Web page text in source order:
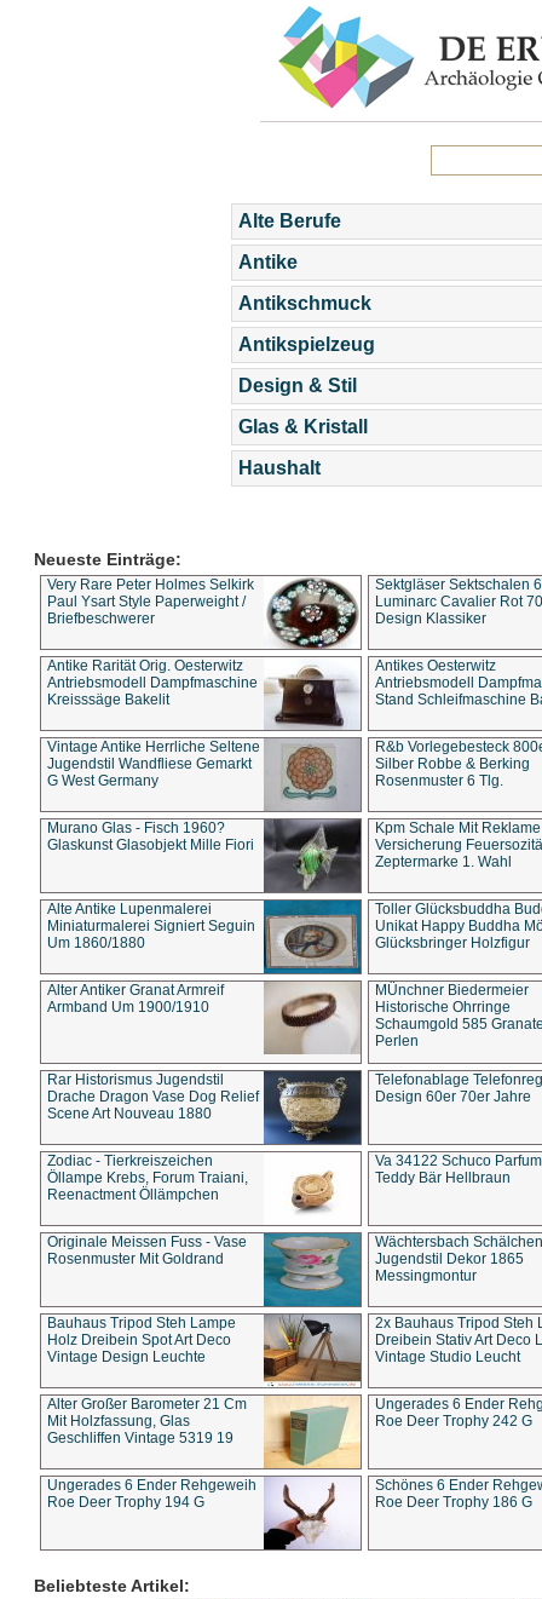
Alte Berufe
Antike
Antikschmuck
Antikspielzeug
Design & Stil
Glas & Kristall
Haushalt
Neueste Einträge:
Very Rare Peter Holmes Selkirk
Paul Ysart Style Paperweight /
Briefbeschwerer
Sektgläser Sektschalen
Luminarc Cavalier Rot
Design Klassiker
Antike Rarität Orig. Oesterwitz
Antriebsmodell Dampfmaschine
Kreisssäge Bakelit
Antikes Oesterwitz
Antriebsmodell
Stand Schleifmaschine
Vintage Antike Herrliche Seltene
Jugendstil Wandfliese Gemarkt
G West Germany
R&b Vorlegebesteck
Silber Robbe & Berking
Rosenmuster 6 Tlg.
Murano Glas - Fisch 1960?
Glaskunst Glasobjekt Mille Fiori
Kpm Schale Mit Reklame
Versicherung
Zeptermarke 1. Wahl
Alte Antike Lupenmalerei
Miniaturmalerei Signiert Seguin
Um 1860/1880
Toller Glücksbuddha
Unikat Happy Buddha
Glücksbringer Holzfigur
Alter Antiker Granat Armreif
Armband Um 1900/1910
MÜnchner Biedermeier
Historische Ohrringe
Schaumgold 585
Perlen
Rar Historismus Jugendstil
Drache Dragon Vase Dog Relief
Scene Art Nouveau 1880
Telefonablage
Design 60er 70er Jahre
Zodiac - Tierkreiszeichen
Öllampe Krebs, Forum Traiani,
Reenactment Öllämpchen
Va 34122 Schuco
Teddy Bär Hellbraun
Originale Meissen Fuss - Vase
Rosenmuster Mit Goldrand
Wächtersbach Schälchen
Jugendstil Dekor 1865
Messingmontur
Bauhaus Tripod Steh Lampe
Holz Dreibein Spot Art Deco
Vintage Design Leuchte
2x Bauhaus Tripod Steh
Dreibein Stativ Art Deco
Vintage Studio Leucht
Alter Großer Barometer 21 Cm
Mit Holzfassung, Glas
Geschliffen Vintage 5319 19
Ungerades 6 Ender
Roe Deer Trophy 242 G
Ungerades 6 Ender Rehgeweih
Roe Deer Trophy 194 G
Schönes 6 Ender
Roe Deer Trophy 186 G
Beliebteste Artikel: